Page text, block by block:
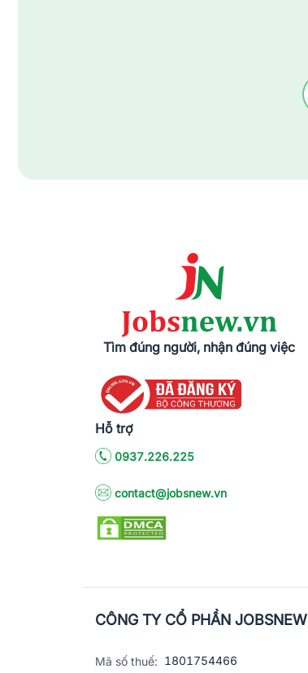
Tìm đúng người, nhận đúng việc
Hỗ trợ
0937.226.225
contact@jobsnew.vn
CÔNG TY CỔ PHẦN JOBSNEW
Mã số thuế: 1801754466